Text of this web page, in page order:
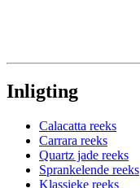
Inligting
Calacatta reeks
Carrara reeks
Quartz jade reeks
Sprankelende reeks
Klassieke reeks